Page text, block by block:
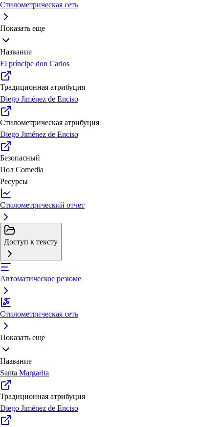
Стилометрическая сеть
Показать еще
Название
El príncipe don Carlos
Традиционная атрибуция
Diego Jiménez de Enciso
Стилометрическая атрибуция
Diego Jiménez de Enciso
Безопасный
Пол Comedia
Ресурсы
Стилометрический отчет
Доступ к тексту
Автоматическое резюме
Стилометрическая сеть
Показать еще
Название
Santa Margarita
Традиционная атрибуция
Diego Jiménez de Enciso